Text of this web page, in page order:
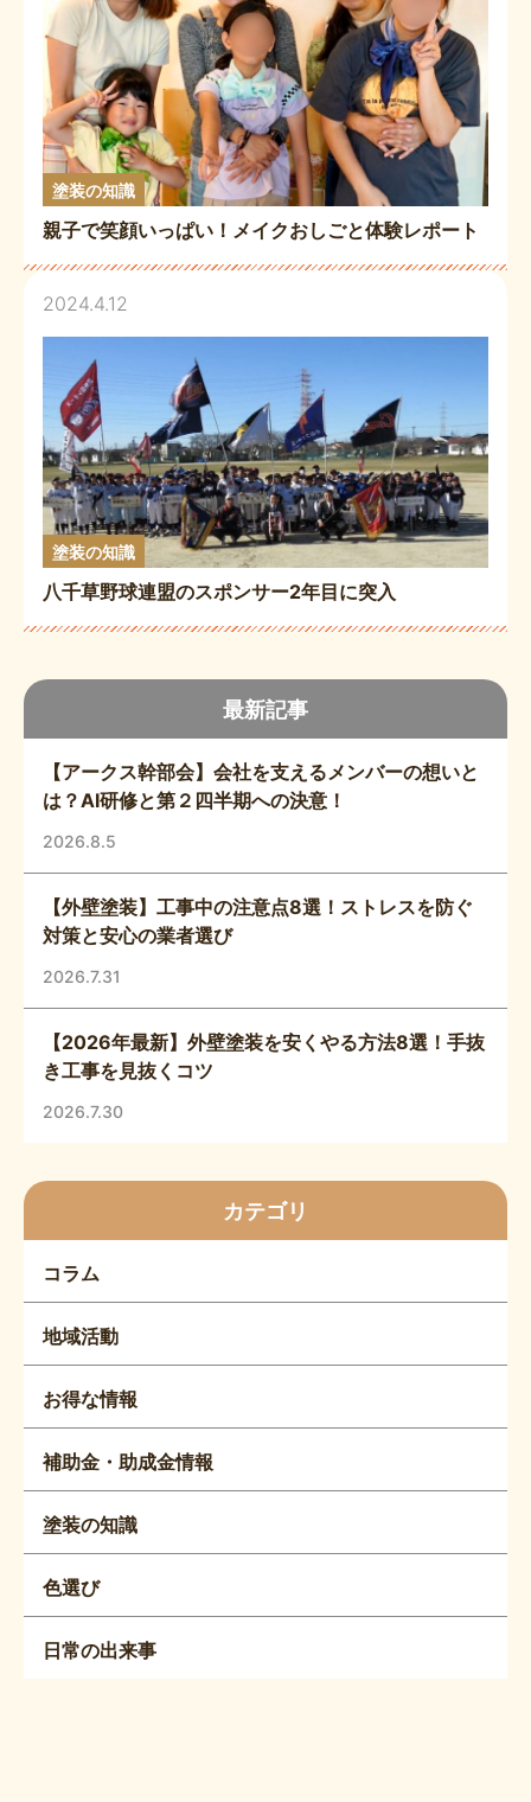
最新記事
【アークス幹部会】会社を支えるメンバーの想いと
は？AI研修と第２四半期への決意！
2026.8.5
【外壁塗装】工事中の注意点8選！ストレスを防ぐ
対策と安心の業者選び
2026.7.31
【2026年最新】外壁塗装を安くやる方法8選！手抜
き工事を見抜くコツ
2026.7.30
カテゴリ
コラム
地域活動
お得な情報
補助金・助成金情報
塗装の知識
色選び
日常の出来事
塗装の知識
親子で笑顔いっぱい！メイクおしごと体験レポート
2024.4.12
塗装の知識
八千草野球連盟のスポンサー2年目に突入